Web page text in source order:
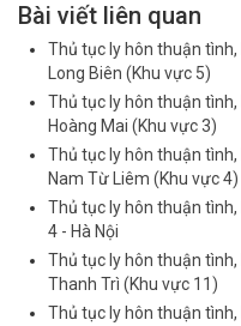
Bài viết liên quan
Thủ tục ly hôn thuận
Long Biên (Khu vực 5)
Thủ tục ly hôn thuận
Hoàng Mai (Khu vực 3)
Thủ tục ly hôn thuận
Nam Từ Liêm (Khu vực 4)
Thủ tục ly hôn thuận
4 - Hà Nội
Thủ tục ly hôn thuận
Thanh Trì (Khu vực 11)
Thủ tục ly hôn thuận